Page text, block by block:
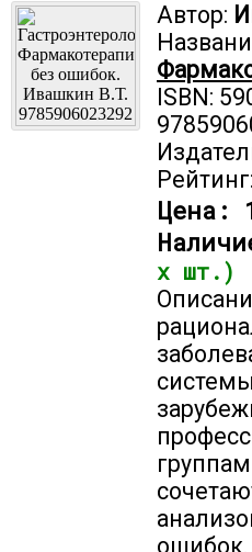
Автор:
ISBN:
Рейтинг:
Цена:
х шт.)
ошибок,